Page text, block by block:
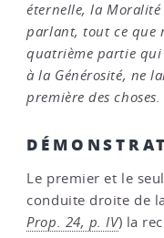
éternelle, la
parlant, tout ce que
quatrième partie qui
à la Générosité, ne
première des choses.
Le premier et le
conduite droite de
Prop. 24, p. IV) la